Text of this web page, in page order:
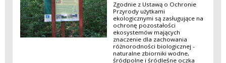
Zgodnie z Ustawą o Ochronie
Przyrody użytkami
ekologicznymi są zasługujące na
ochronę pozostałości
ekosystemów mających
znaczenie dla zachowania
różnorodności biologicznej -
naturalne zbiorniki wodne,
śródpolne i śródleśne oczka